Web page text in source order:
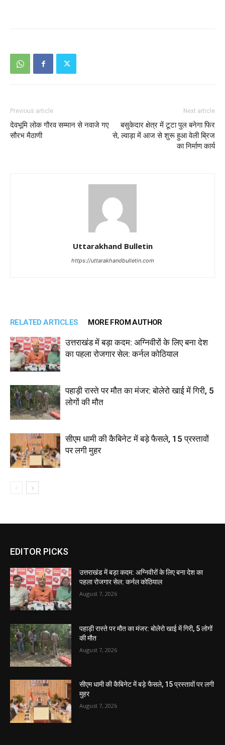
Previous article
देवभूमि लोक गौरव सम्मान से नवाजे गए
सौरभ मैठाणी
Next article
बसुकेदार क्षेत्र में टूटा पुल बनेगा फिर
से, ल्वाड़ा में आज से शुरू हुआ वेली ब्रिज
का निर्माण कार्य
Uttarakhand Bulletin
https://uttarakhandbulletin.com
RELATED ARTICLES MORE FROM AUTHOR
उत्तराखंड में बड़ा कदम: अग्निवीरों के लिए बना देश
का पहला रोजगार सेल: कर्नल कोठियाल
पहाड़ी रास्ते पर मौत का मंजर: बोलेरो खाई में गिरी, 5
लोगों की मौत
सीएम धामी की कैबिनेट में बड़े फैसले, 15 प्रस्तावों
पर लगी मुहर
EDITOR PICKS
उत्तराखंड में बड़ा कदम: अग्निवीरों के लिए बना देश का
पहला रोजगार सेल: कर्नल कोठियाल
August 7, 2026
पहाड़ी रास्ते पर मौत का मंजर: बोलेरो खाई में गिरी, 5 लोगों
की मौत
August 7, 2026
सीएम धामी की कैबिनेट में बड़े फैसले, 15 प्रस्तावों पर लगी
मुहर
August 7, 2026